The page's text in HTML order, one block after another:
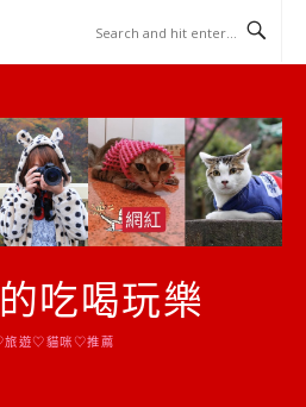
吃喝玩樂
旅遊♡貓咪♡推薦